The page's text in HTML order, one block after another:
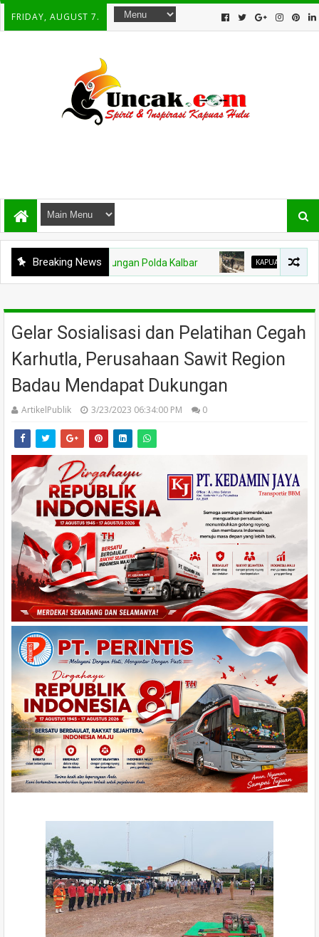
FRIDAY, AUGUST 7.
Breaking News
di Lingkungan Polda Kalbar KAPUAS HULU Dandim
Gelar Sosialisasi dan Pelatihan Cegah
Karhutla, Perusahaan Sawit Region
Badau Mendapat Dukungan
ArtikelPublik 3/23/2023 06:34:00 PM 0